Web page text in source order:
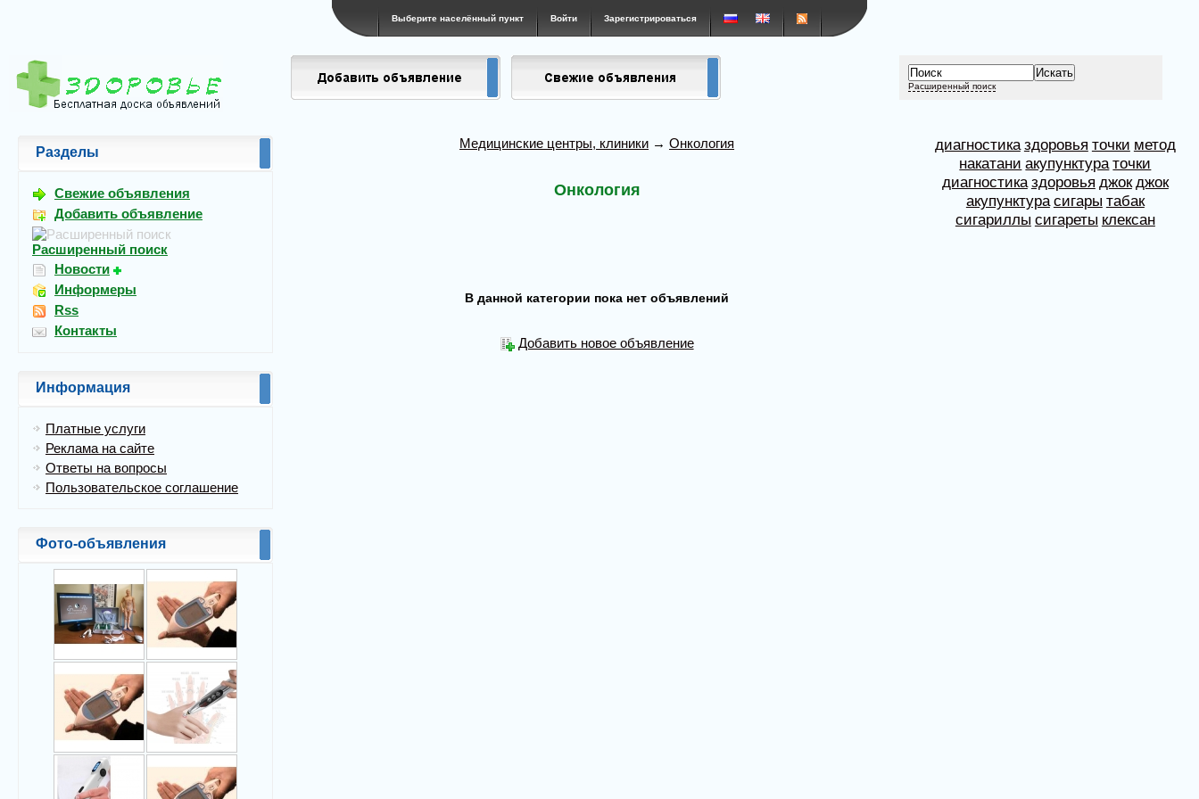
Выберите населённый пункт Войти Зарегистрироваться
Расширенный поиск
Медицинские центры, клиники →Онкология
Онкология
В данной категории пока нет объявлений
Добавить новое объявление
Разделы
Свежие объявления
Добавить объявление
Расширенный поиск
Новости
Информеры
Rss
Контакты
Информация
Платные услуги
Реклама на сайте
Ответы на вопросы
Пользовательское соглашение
Фото-объявления
диагностика здоровья точки метод
накатани акупунктура точки
диагностика здоровья джок джок
акупунктура сигары табак
сигариллы сигареты клексан